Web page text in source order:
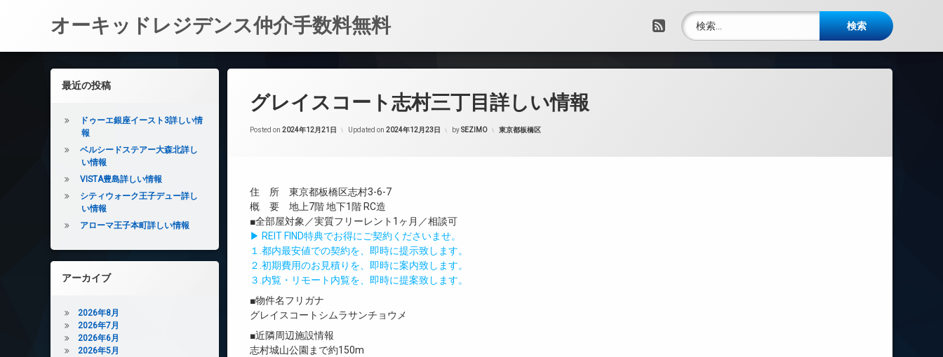
オーキッドレジデンス仲介手数料無料 RSS
検索:
グレイスコート志村三丁目詳しい情報
Posted on 2024年12月21日 Updated on 2024年12月23日 bySEZIMO カテゴリー:
東京都板橋区
住 所 東京都板橋区志村3-6-7
概 要 地上7階 地下1階 RC造
■全部屋対象／実質フリーレント1ヶ月／相談可
▶ REIT FIND特典でお得にご契約くださいませ。
１.都内最安値での契約を、即時に提示致します。
２.初期費用のお見積りを、即時に案内致します。
３.内覧・リモート内覧を、即時に提案致します。
■物件名フリガナ
グレイスコートシムラサンチョウメ
■近隣周辺施設情報
志村城山公園まで約150m
左サイドバー
最近の投稿
ドゥーエ銀座イースト3詳しい情
報
ベルシードステアー大森北詳し
い情報
VISTA豊島詳しい情報
シティウォーク王子デュー詳し
い情報
アローマ王子本町詳しい情報
アーカイブ
2026年8月
2026年7月
2026年6月
2026年5月